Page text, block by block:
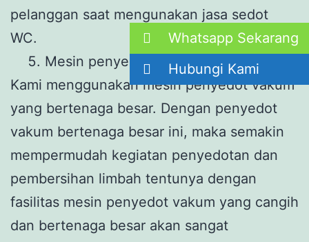
pelanggan saat mengunakan jasa sedot
WC.
Mesin penyedot dengan tenaga besar
Kami menggunakan mesin penyedot vakum
yang bertenaga besar. Dengan penyedot
vakum bertenaga besar ini, maka semakin
mempermudah kegiatan penyedotan dan
pembersihan limbah tentunya dengan
fasilitas mesin penyedot vakum yang cangih
dan bertenaga besar akan sangat
Whatsapp Sekarang
Hubungi Kami